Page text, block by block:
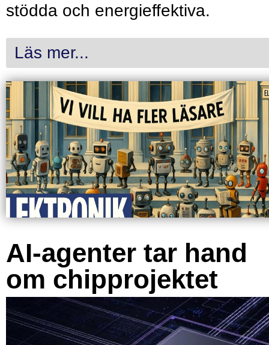
stödda och energieffektiva.
Läs mer...
AI-agenter tar hand
om chipprojektet